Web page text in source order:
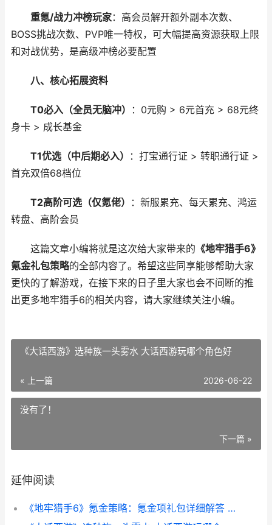
重氪/战力冲榜玩家：高会员解开额外副本次数、
BOSS挑战次数、PVP唯一特权，可大幅提高资源获取上限
和对战优势，是高级冲榜必要配置
八、核心拓展资料
T0必入（全员无脑冲）
：0元购 > 6元首充 > 68元终
身卡 > 成长基金
T1优选（中后期必入）
：打宝通行证 > 转职通行证 >
首充双倍68档位
T2高阶可选（仅氪佬）
：新服累充、每天累充、鸿运
转盘、高阶会员
这篇文章小编将就是这次给大家带来的 《地牢猎手6》
氪金礼包策略的全部内容了。希望这些同享能够帮助大家
更快的了解游戏，在接下来的日子里大家也会不间断的推
出更多地牢猎手6的相关内容，请大家继续关注小编。
《大话西游》选种族一头雾水 大话西游玩哪个角色好
« 上一篇 2026-06-22
没有了！
下一篇 »
延伸阅读
《地牢猎手6》氪金策略：氪金项礼包详细解答 地牢猎手6职业强度排名